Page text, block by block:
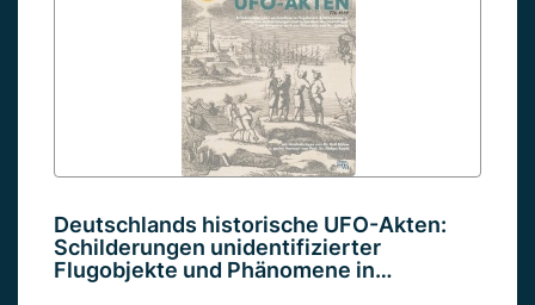
Deutschlands historische UFO-Akten:
Schilderungen unidentifizierter
Flugobjekte und Phänomene in…